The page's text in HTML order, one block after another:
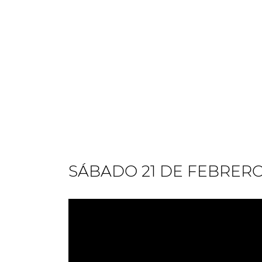
SÁBADO 21 DE